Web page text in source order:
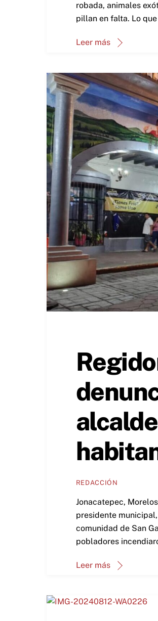
robada, animales
pillan en falta. Lo
Leer más
REDACCIÓN
Jonacatepec,
presidente
comunidad de San
pobladores
Leer más